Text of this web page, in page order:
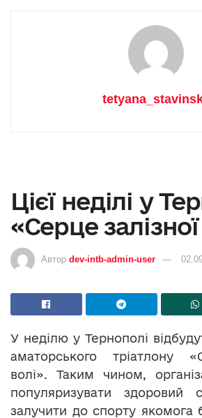
Цієї неділі у
«Серце
Автор dev-intb-admin-user
У неділю у Тернополі
аматорського тріатлону
волі». Таким чином,
популяризувати здоровий
залучити до спорту якомога